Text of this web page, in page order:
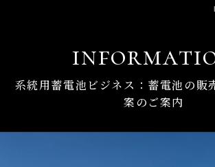
系統用蓄電池ビジネス：蓄電池の販
案のご案内